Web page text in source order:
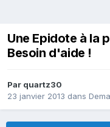
Une Epidote à la
Besoin d'aide !
Par quartz30
23 janvier 2013 dans